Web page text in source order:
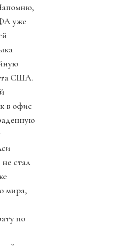
уже
США.
в офис
стал
мира,
по